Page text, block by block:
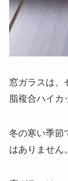
窓ガラスは、
脂複合ハイカ
冬の寒い季節
はありません。